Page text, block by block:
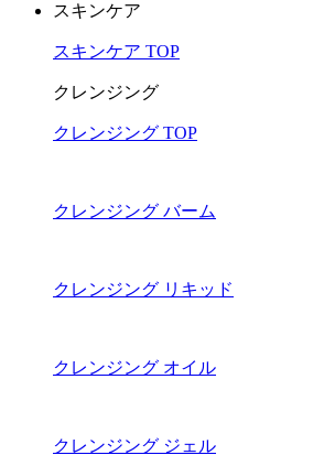
スキンケア
スキンケア TOP
クレンジング
クレンジング TOP
クレンジング バーム
クレンジング リキッド
クレンジング オイル
クレンジング ジェル